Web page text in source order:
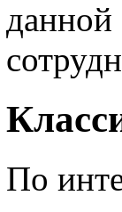
данной
По